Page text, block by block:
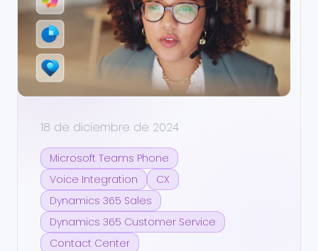
18 de diciembre de 2024
Microsoft Teams Phone
Voice Integration
CX
Dynamics 365 Sales
Dynamics 365 Customer Service
Contact Center